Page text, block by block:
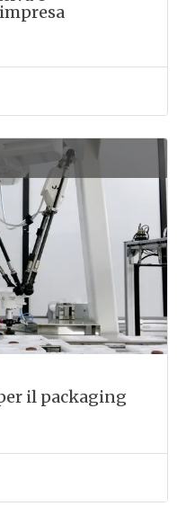
il packaging